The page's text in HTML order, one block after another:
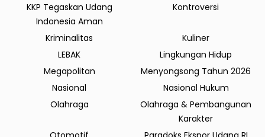
KKP Tegaskan Udang
Indonesia Aman
Kontroversi
Kriminalitas
Kuliner
LEBAK
Lingkungan Hidup
Megapolitan
Menyongsong Tahun 2026
Nasional
Nasional Hukum
Olahraga
Olahraga & Pembangunan
Karakter